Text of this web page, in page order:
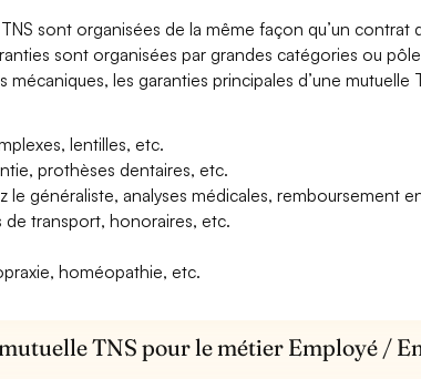
sont organisées de la même façon qu’un contrat
sont organisées par grandes catégories ou
les garanties principales d’une mutuelle
lentilles, etc.
prothèses dentaires, etc.
le généraliste, analyses médicales, remboursement
de transport, honoraires, etc.
homéopathie, etc.
TNS pour le métier Employé /